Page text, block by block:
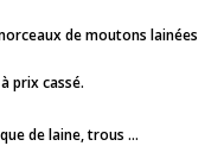
de moutons lainées
prix cassé.
de laine, trous ...